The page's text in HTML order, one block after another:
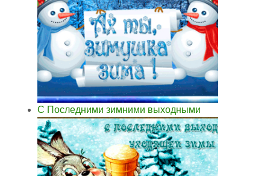
С Последними зимними выходными